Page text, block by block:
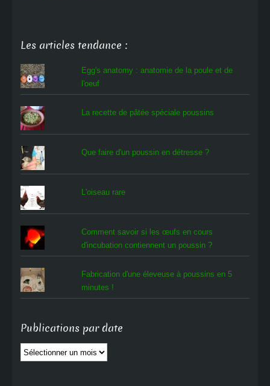
Les articles tendance :
Egg's anatomy : anatomie de la poule et de
l'oeuf
La recette de pâtée spéciale poussins
Que faire d'un poussin en détresse ?
L'oiseau rare
Comment savoir si les œufs en cours
d'incubation contiennent un poussin ?
Fabrication d'une éleveuse à poussins en 5
minutes !
Publications par date
Publications
par